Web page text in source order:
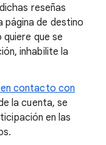
reseñas
página de destino
quiere que se
inhabilite la
contacto con
la cuenta, se
en las